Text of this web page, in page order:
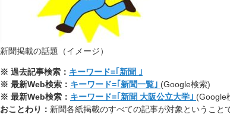
新聞掲載の話題（イメージ）
※ 過去記事検索： キーワード=｢新聞 ｣
※ 最新Web検索： キーワード=｢新聞一覧｣ (Google検索)
※ 最新Web検索： キーワード=｢新聞 大阪公立大学｣ (Google
おことわり： 新聞各紙掲載のすべての記事が対象ということ